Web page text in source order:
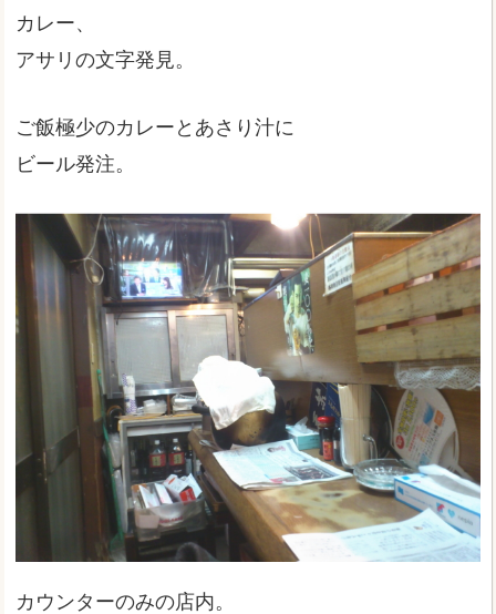
カレー、
アサリの文字発見。
ご飯極少のカレーとあさり汁に
ビール発注。
カウンターのみの店内。